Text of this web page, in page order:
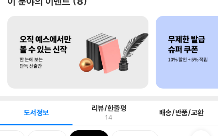
도서정보 리뷰/한줄평
14 배송/반품/교환